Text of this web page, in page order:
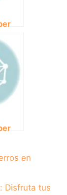
en
Disfruta tus